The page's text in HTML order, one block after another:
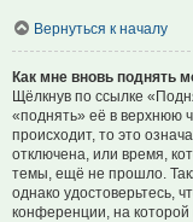
Вернуться к началу
Как мне вновь поднять
Щёлкнув по ссылке
«поднять» её в верхнюю
происходит, то это
отключена, или время,
темы, ещё не прошло.
однако удостоверьтесь,
конференции, на которой